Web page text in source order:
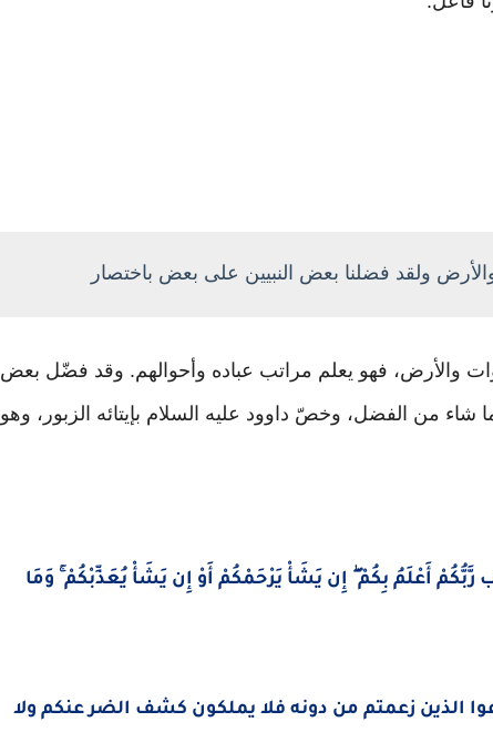
ولقد فضلنا بعض النبيين على بعض باختصار
والأرض، فهو يعلم مراتب عباده وأحوالهم. وقد فضّل بعض
من الفضل، وخصّ داوود عليه السلام بإيتائه الزبور، وهو
رَّبُّكُمْ أَعْلَمُ بِكُمْ ۖ إِن يَشَأْ يَرْحَمْكُمْ أَوْ إِن يَشَأْ يُعَذِّبْكُمْ ۚ وَمَا
الذين زعمتم من دونه فلا يملكون كشف الضر عنكم ولا